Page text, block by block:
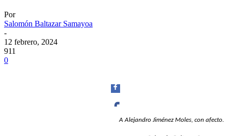
Por
Salomón Baltazar Samayoa
-
12 febrero, 2024
911
0
A Alejandro Jiménez Moles, con afecto.